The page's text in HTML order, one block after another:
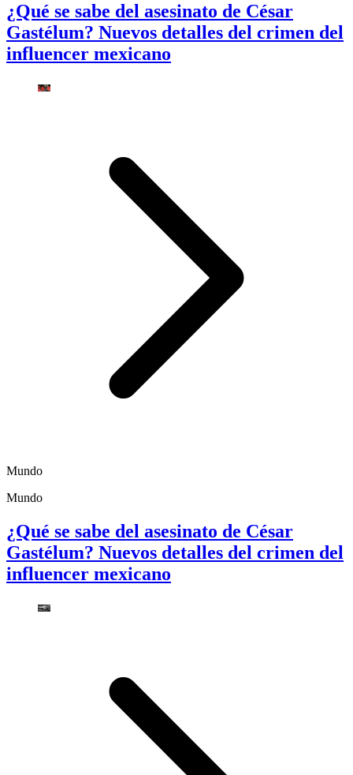
¿Qué se sabe del asesinato de César
Gastélum? Nuevos detalles del crimen del
influencer mexicano
Mundo
Mundo
¿Qué se sabe del asesinato de César
Gastélum? Nuevos detalles del crimen del
influencer mexicano